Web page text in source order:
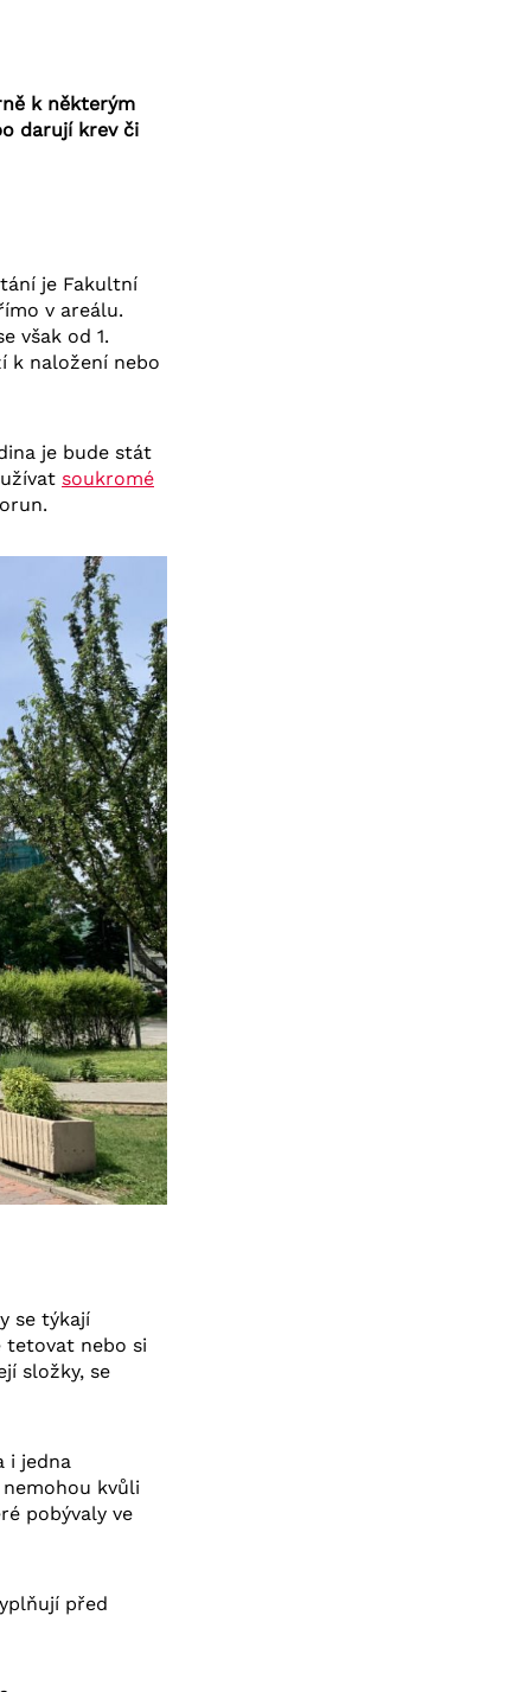
k některým
darují krev či
je Fakultní
v areálu.
však od 1.
k naložení nebo
je bude stát
soukromé
se týkají
tetovat nebo si
složky, se
i jedna
kvůli
pobývaly ve
před